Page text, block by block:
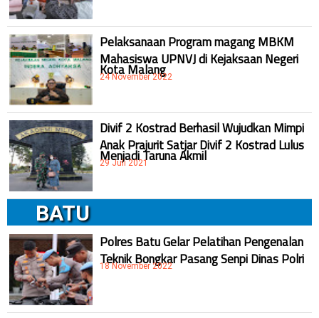
Pelaksanaan Program magang MBKM
Mahasiswa UPNVJ di Kejaksaan Negeri
Kota Malang
24 November 2022
Divif 2 Kostrad Berhasil Wujudkan Mimpi
Anak Prajurit Satjar Divif 2 Kostrad Lulus
Menjadi Taruna Akmil
29 Juli 2021
BATU
Polres Batu Gelar Pelatihan Pengenalan
Teknik Bongkar Pasang Senpi Dinas Polri
18 November 2022